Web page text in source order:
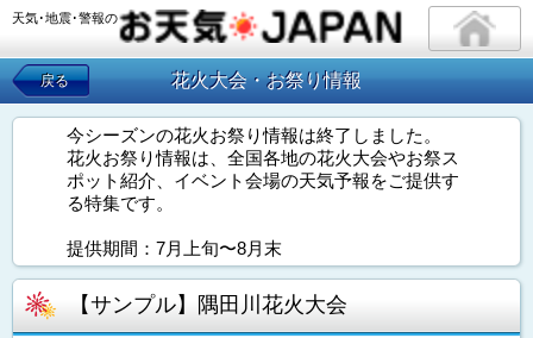
天気･地震･警報の
戻る 花火大会・お祭り情報
今シーズンの花火お祭り情報は終了しました。
花火お祭り情報は、全国各地の花火大会やお祭ス
ポット紹介、イベント会場の天気予報をご提供す
る特集です。
提供期間：7月上旬〜8月末
【サンプル】隅田川花火大会